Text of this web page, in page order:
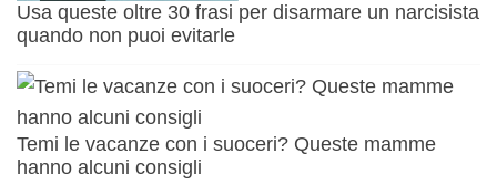
Usa queste oltre 30 frasi per disarmare un narcisista
quando non puoi evitarle
Temi le vacanze con i suoceri? Queste mamme
hanno alcuni consigli